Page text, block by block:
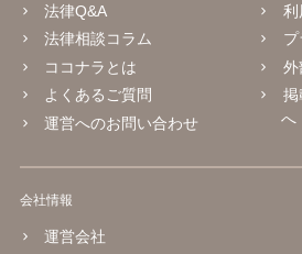
法律Q&A
法律相談コラム
ココナラとは
よくあるご質問
運営へのお問い合わせ
利
外
掲
へ
会社情報
運営会社